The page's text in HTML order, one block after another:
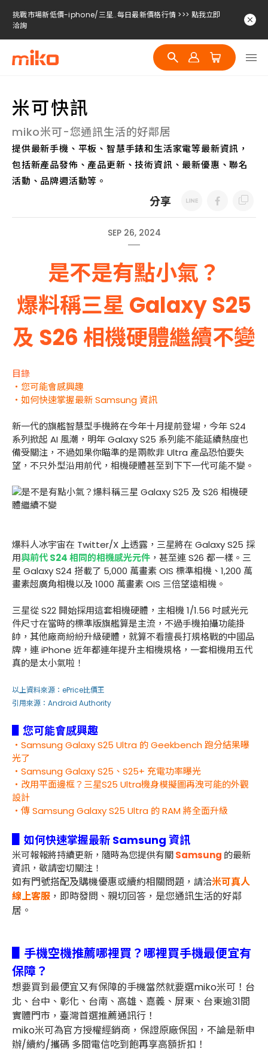
挑戰市場新低價-iphone/三星..每日最新價格行情 >>> 點我立即
洽詢
挑戰市場新低價-iphone/三星..每日最新價格行情 >>> 點我立即
洽詢
挑戰市場新低價-iphone/三星..每日最新價格行情 >>> 點我立即
米可快訊
miko米可-您通訊生活的好鄰居
提供最新手機、平板、智慧手錶和生活家電等最新資訊，
包括新產品發佈、產品更新、技術資訊、最新優惠、聯名
活動、品牌週活動等。
分享
SEP 26, 2024
是不是有點小氣？
爆料稱三星 Galaxy S25
及 S26 相機硬體繼續不變
目錄
・您可能會感興趣
・如何快速掌握最新 Samsung 資訊
新一代的旗艦智慧型手機將在今年十月提前登場，今年 S24
系列掀起 AI 風潮，明年 Galaxy S25 系列能不能延續熱度也
備受關注，不過如果你瞄準的是兩款非 Ultra 產品恐怕要失
望，不只外型沿用前代，相機硬體甚至到下下一代可能不變。
爆料人冰宇宙在 Twitter/X 上透露，三星將在 Galaxy S25 採
用與前代 S24 相同的相機感光元件 ，甚至連 S26 都一樣。三
星 Galaxy S24 搭載了 5,000 萬畫素 OIS 標準相機、1,200 萬
畫素超廣角相機以及 1000 萬畫素 OIS 三倍望遠相機。
三星從 S22 開始採用這套相機硬體，主相機 1/1.56 吋感光元
件尺寸在當時的標準版旗艦算是主流，不過手機拍攝功能掛
帥，其他廠商紛紛升級硬體，就算不看擅長打規格戰的中國品
牌，連 iPhone 近年都連年提升主相機規格，一套相機用五代
真的是太小氣啦！
以上資料來源： ePrice比價王
引用來源： Android Authority
▋您可能會感興趣
・Samsung Galaxy S25 Ultra 的 Geekbench 跑分結果曝
光了
・Samsung Galaxy S25、S25+ 充電功率曝光
・改用平面邊框？三星S25 Ultra機身模擬圖再洩可能的外觀
設計
・傳 Samsung Galaxy S25 Ultra 的 RAM 將全面升級
如何快速掌握最新 Samsung 資訊
米可報報將持續更新，隨時為您提供有關Samsung 的最新
資訊，敬請密切關注！
如有門號搭配及購機優惠或續約相關問題， 請洽米可真人
線上客服 ，即時發問、親切回答，是您通訊生活的好鄰
居。
▋手機空機推薦哪裡買？哪裡買手機最便宜有
保障？
想要買到最便宜又有保障的手機當然就要選miko米可！台
北、台中、彰化、台南、高雄、嘉義、屏東、台東逾31間
實體門市，臺灣首選推薦通訊行！
miko米可為官方授權經銷商，保證原廠保固，不論是新申
辦/續約/攜碼 多間電信吃到飽再享高額折扣！